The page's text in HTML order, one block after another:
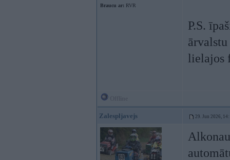
Braucu ar: RVR
P.S.
lielajos
Zalespljavejs 29. Jun 2026,